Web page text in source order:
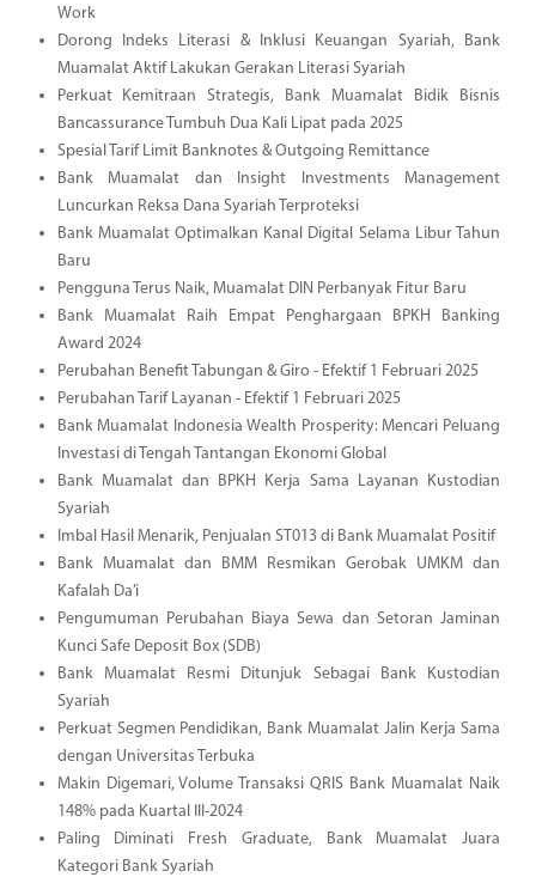
Work
Dorong Indeks Literasi & Inklusi Keuangan Syariah, Bank
Muamalat Aktif Lakukan Gerakan Literasi Syariah
Perkuat Kemitraan Strategis, Bank Muamalat Bidik Bisnis
Bancassurance Tumbuh Dua Kali Lipat pada 2025
Spesial Tarif Limit Banknotes & Outgoing Remittance
Bank Muamalat dan Insight Investments Management
Luncurkan Reksa Dana Syariah Terproteksi
Bank Muamalat Optimalkan Kanal Digital Selama Libur Tahun
Baru
Pengguna Terus Naik, Muamalat DIN Perbanyak Fitur Baru
Bank Muamalat Raih Empat Penghargaan BPKH Banking
Award 2024
Perubahan Benefit Tabungan & Giro - Efektif 1 Februari 2025
Perubahan Tarif Layanan - Efektif 1 Februari 2025
Bank Muamalat Indonesia Wealth Prosperity: Mencari Peluang
Investasi di Tengah Tantangan Ekonomi Global
Bank Muamalat dan BPKH Kerja Sama Layanan Kustodian
Syariah
Imbal Hasil Menarik, Penjualan ST013 di Bank Muamalat Positif
Bank Muamalat dan BMM Resmikan Gerobak UMKM dan
Kafalah Da’i
Pengumuman Perubahan Biaya Sewa dan Setoran Jaminan
Kunci Safe Deposit Box (SDB)
Bank Muamalat Resmi Ditunjuk Sebagai Bank Kustodian
Syariah
Perkuat Segmen Pendidikan, Bank Muamalat Jalin Kerja Sama
dengan Universitas Terbuka
Makin Digemari, Volume Transaksi QRIS Bank Muamalat Naik
148% pada Kuartal III-2024
Paling Diminati Fresh Graduate, Bank Muamalat Juara
Kategori Bank Syariah